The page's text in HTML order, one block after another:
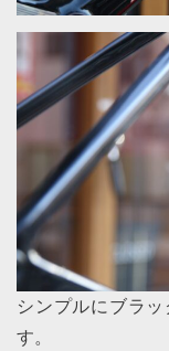
シンプルにブラ
す。